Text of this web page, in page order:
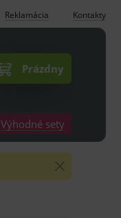
Reklamácia Kontakty
Prázdny
Výhodné sety